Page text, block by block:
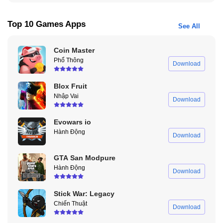
WUTHERING WAVES Có lỗi chơi đa dạng, đồ họa bắt mắt
Đồ họa và âm thanh
Wuthering Waves Apk mang đến một thế giới mở chi tiết với môi
trường đa dạng và ánh sáng đặc biệt, phản ánh sự lụi tàn và hồi
sinh sau Thảm họa Lament. Âm nhạc nền trong game cũng đóng
vai trò quan trọng, tăng cường cảm xúc và tạo không khí kịch tính
cho các trận đấu.
Ngoài ra,Bleach vs Naruto
tương tự như Minecraft rất đáng để trải nghiệm!
Hướng dẫn Download nhanh Wuthering Waves
Top 10 Games Apps See All
Coin Master
Phổ Thông Download
Blox Fruit
Nhập Vai Download
Evowars io
Hành Động Download
GTA San Modpure
Hành Động Download
Stick War: Legacy
Chiến Thuật Download